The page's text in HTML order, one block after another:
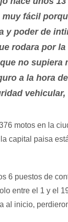
fácil
y poder de
rodara por
no supiera
a la hora
vehicular,
motos en la
capital paisa
6 puestos de
entre el 1 y el
al inicio,